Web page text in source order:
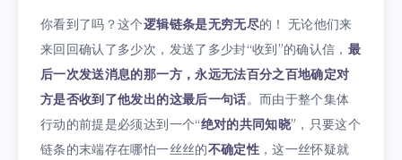
你看到了吗？这个逻辑链条是无穷无尽的！ 无论他们来
来回回确认了多少次，发送了多少封“收到”的确认信， 最
后一次发送消息的那一方，永远无法百分之百地确定对
方是否收到了他发出的这最后一句话。而由于整个集体
行动的前提是必须达到一个“绝对的共同知晓”，只要这个
链条的末端存在哪怕一丝丝的不确定性，这一丝怀疑就